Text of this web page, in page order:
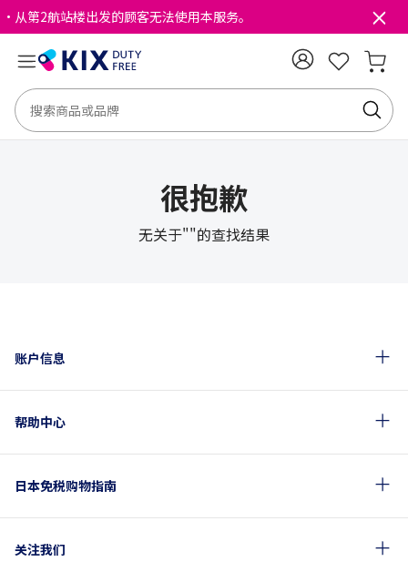
・从第2航站楼出发的顾客无法使用本服务。
很抱歉
无关于""的查找结果
账户信息
帮助中心
日本免税购物指南
关注我们